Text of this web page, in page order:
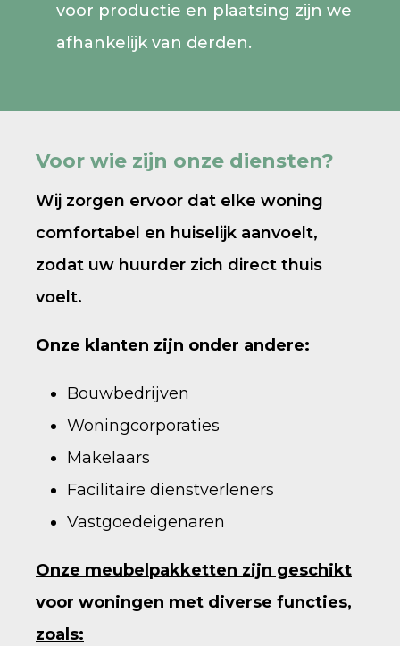
voor productie en plaatsing zijn we
afhankelijk van derden.
Voor wie zijn onze diensten?
Wij zorgen ervoor dat elke woning
comfortabel en huiselijk aanvoelt,
zodat uw huurder zich direct thuis
voelt.
Onze klanten zijn onder andere:
Bouwbedrijven
Woningcorporaties
Makelaars
Facilitaire dienstverleners
Vastgoedeigenaren
Onze meubelpakketten zijn geschikt
voor woningen met diverse functies,
zoals: